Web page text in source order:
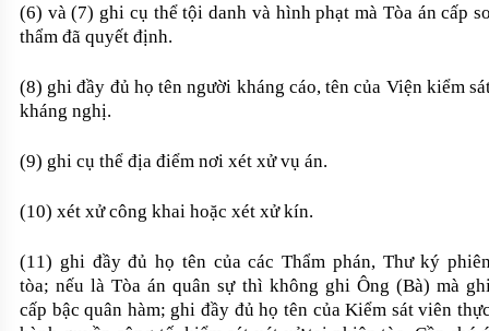
(6) và (7) ghi cụ thể tội danh và hình phạt mà Tòa án cấp
thẩm đã quyết định.
(8) ghi đầy đủ họ tên người kháng cáo, tên của Viện kiểm
kháng nghị.
(9) ghi cụ thể địa điểm nơi xét xử vụ án.
(10) xét xử công khai hoặc xét xử kín.
(1 1) ghi đầy đủ họ tên của các Thẩm phán, Thư ký
tòa;nếu là Tòa án quân sự thì không ghi Ông (Bà) mà
cấp bậc quân hàm; ghi đầy đủhọ tên củaKiểm sát viên